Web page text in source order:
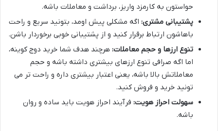
حواستون به کارمزد واریز، برداشت و معاملات باشه.
پشتیبانی مشتری: اگه مشکلی پیش اومد، بتونید سریع و راحت
باهاشون ارتباط برقرار کنید و از پشتیبانی خوبی برخوردار باشن.
تنوع ارزها و حجم معاملات: هرچند هدف شما خرید دوج کوینه،
اما اگه صرافی تنوع ارزهای بیشتری داشته باشه و حجم
معاملاتش بالا باشه، یعنی اعتبار بیشتری داره و راحت تر می
تونید خرید و فروش کنید.
سهولت احراز هویت: فرآیند احراز هویت باید ساده و روان
باشه.